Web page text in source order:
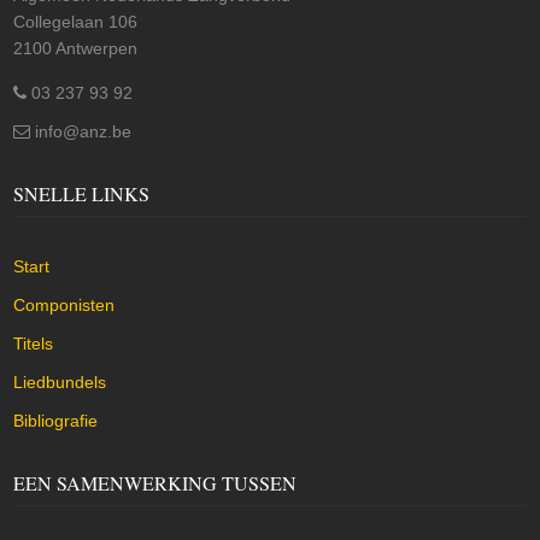
Collegelaan 106
2100 Antwerpen
03 237 93 92
info@anz.be
SNELLE LINKS
Start
Componisten
Titels
Liedbundels
Bibliografie
EEN SAMENWERKING TUSSEN